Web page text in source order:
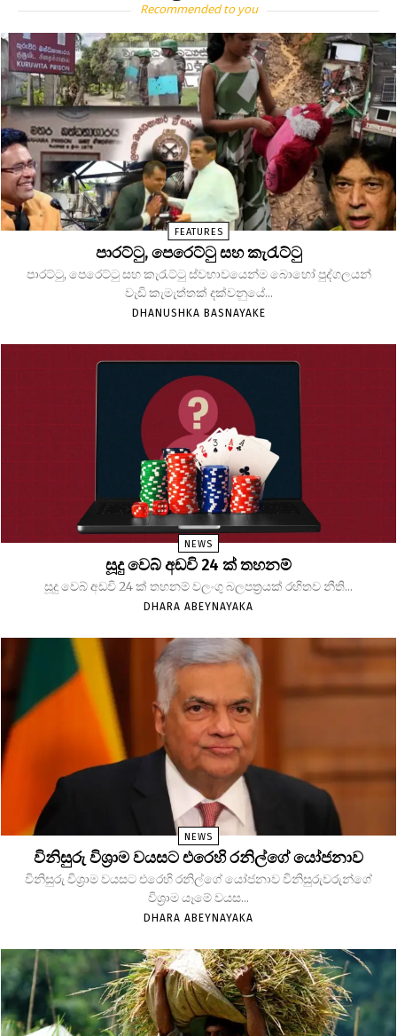
Recommended to you
FEATURES
පාරට්ටු, පෙරෙට්ටු සහ කැරැට්ටු
පාරට්ටු, පෙරෙට්ටු සහ කැරැට්ටු ස්වභාවයෙන්ම බොහෝ පුද්ගලයන්
වැඩි කැමැත්තක් දක්වනුයේ...
DHANUSHKA BASNAYAKE
NEWS
සූදු වෙබ් අඩවි 24 ක් තහනම්
සූදු වෙබ් අඩවි 24 ක් තහනම් වලංගු බලපත්‍රයක් රහිතව නීති...
DHARA ABEYNAYAKA
NEWS
විනිසුරු විශ්‍රාම වයසට එරෙහි රනිල්ගේ යෝජනාව
විනිසුරු විශ්‍රාම වයසට එරෙහි රනිල්ගේ යෝජනාව විනිසුරුවරුන්ගේ
විශ්‍රාම යෑමේ වයස...
DHARA ABEYNAYAKA